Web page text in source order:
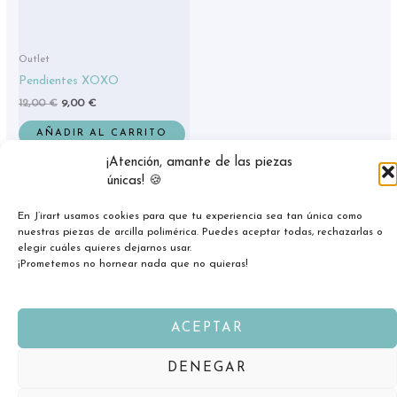
¡Atención, amante de las piezas
únicas! 🍪
En J’irart usamos cookies para que tu experiencia sea tan única como
nuestras piezas de arcilla polimérica. Puedes aceptar todas, rechazarlas o
elegir cuáles quieres dejarnos usar.
¡Prometemos no hornear nada que no quieras!
ACEPTAR
DENEGAR
Outlet
Pendientes XOXO
12,00€ 9,00 €
AÑADIR AL CARRITO
Copyright © 2026 jirart.com